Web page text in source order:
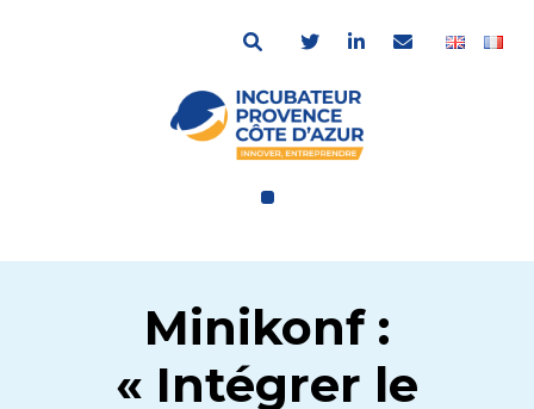
Minikonf :
« Intégrer le